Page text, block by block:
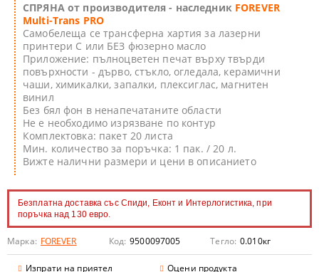
СПРЯНА от производителя - наследник FOREVER
Multi-Trans PRO
Самобелеща се трансферна хартия за лазерни
принтери С или БЕЗ фюзерно масло
Приложение: пълноцветен печат върху твърди
повърхности - дърво, стъкло, огледала, керамични
чаши, химикалки, запалки, плексиглас, магнитен
винил
Без бял фон в ненапечатаните области
Не е необходимо изрязване по контур
Комплектовка: пакет 20 листа
Мин. количество за поръчка: 1 пак. / 20 л.
Вижте налични размери и цени в описанието
Безплатна доставка със Спиди, Еконт и Интерлогистика, при
поръчка над 130 евро.
Марка: FOREVER Код: 9500097005 Тегло: 0.010кг
Изпрати на приятел Оцени продукта